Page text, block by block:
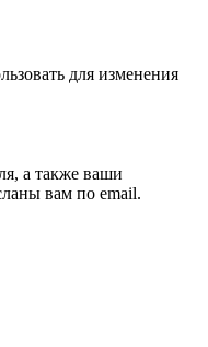
для изменения
а также ваши
вам по email.